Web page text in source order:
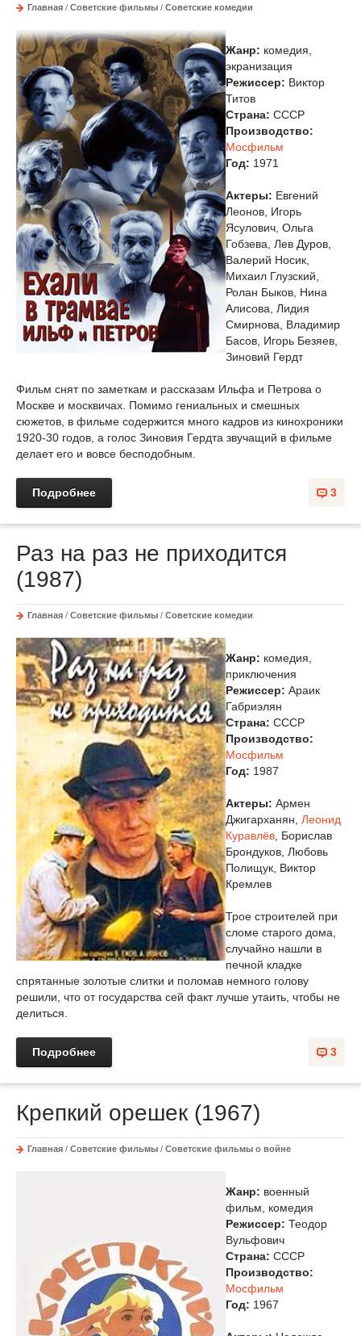
Главная / Советские фильмы / Советские комедии
Жанр: комедия,
экранизация
Режиссер: Виктор
Титов
Страна: СССР
Производство:
Мосфильм
Год: 1971
Актеры: Евгений
Леонов, Игорь
Ясулович, Ольга
Гобзева, Лев Дуров,
Валерий Носик,
Михаил Глузский,
Ролан Быков, Нина
Алисова, Лидия
Смирнова, Владимир
Басов, Игорь Безяев,
Зиновий Гердт
Фильм снят по заметкам и рассказам Ильфа и Петрова о
Москве и москвичах. Помимо гениальных и смешных
сюжетов, в фильме содержится много кадров из кинохроники
1920-30 годов, а голос Зиновия Гердта звучащий в фильме
делает его и вовсе бесподобным.
3
Подробнее
Раз на раз не приходится
(1987)
Главная / Советские фильмы / Советские комедии
Жанр: комедия,
приключения
Режиссер: Араик
Габриэлян
Страна: СССР
Производство:
Мосфильм
Год: 1987
Актеры: Армен
Джигарханян, Леонид
Куравлёв , Борислав
Брондуков, Любовь
Полищук, Виктор
Кремлев
Трое строителей при
сломе старого дома,
случайно нашли в
печной кладке
спрятанные золотые слитки и поломав немного голову
решили, что от государства сей факт лучше утаить, чтобы не
делиться.
3
Подробнее
Крепкий орешек (1967)
Главная / Советские фильмы / Советские фильмы о войне
Жанр: военный
фильм, комедия
Режиссер: Теодор
Вульфович
Страна: СССР
Производство:
Мосфильм
Год: 1967